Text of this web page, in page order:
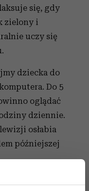
się, gdy
zielony i
uczy się
dziecka do
Do 5
oglądać
dziennie.
osłabia
późniejszej